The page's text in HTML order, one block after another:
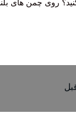
روی چمن های